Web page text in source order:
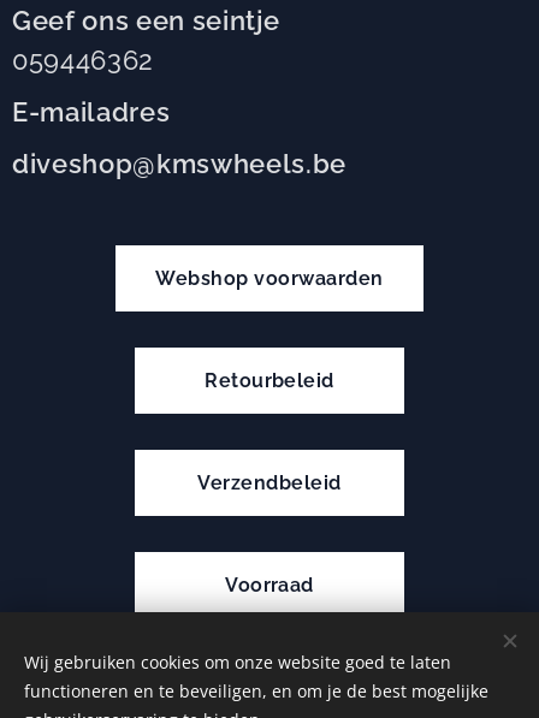
Geef ons een seintje
059446362
E-mailadres
diveshop@kmswheels.be
Webshop voorwaarden
Retourbeleid
Verzendbeleid
Voorraad
Privacy Policy
Wij gebruiken cookies om onze website goed te laten
functioneren en te beveiligen, en om je de best mogelijke